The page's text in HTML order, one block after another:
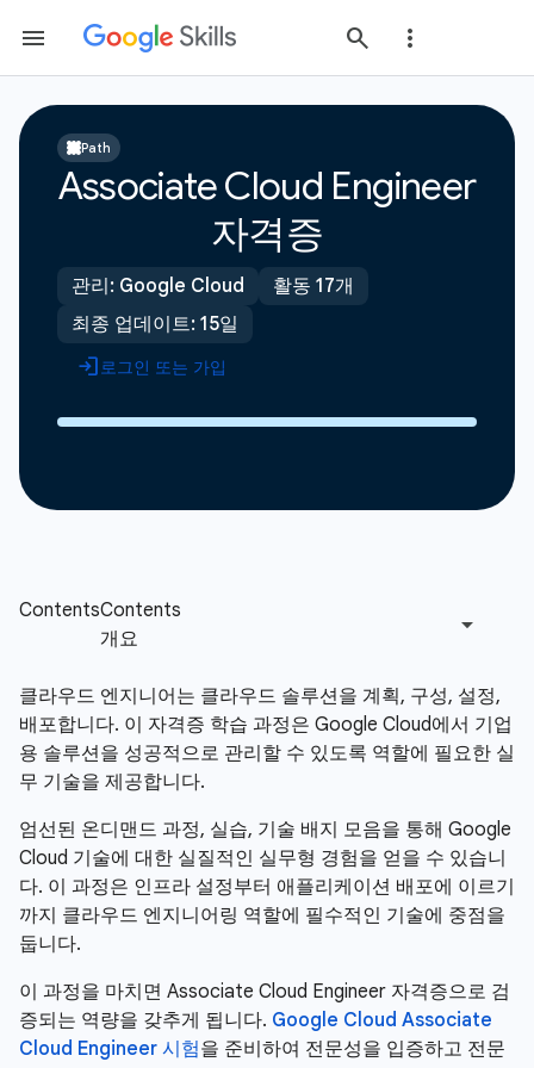
Path
Associate Cloud Engineer
자격증
관리: Google Cloud
활동 17개
최종 업데이트: 15일
로그인 또는 가입
클라우드 엔지니어는 클라우드 솔루션을 계획, 구성, 설정,
배포합니다. 이 자격증 학습 과정은 Google Cloud에서 기업
용 솔루션을 성공적으로 관리할 수 있도록 역할에 필요한 실
무 기술을 제공합니다.
엄선된 온디맨드 과정, 실습, 기술 배지 모음을 통해 Google
Cloud 기술에 대한 실질적인 실무형 경험을 얻을 수 있습니
다. 이 과정은 인프라 설정부터 애플리케이션 배포에 이르기
까지 클라우드 엔지니어링 역할에 필수적인 기술에 중점을
둡니다.
이 과정을 마치면 Associate Cloud Engineer 자격증으로 검
증되는 역량을 갖추게 됩니다. Google Cloud Associate
Cloud Engineer 시험을 준비하여 전문성을 입증하고 전문